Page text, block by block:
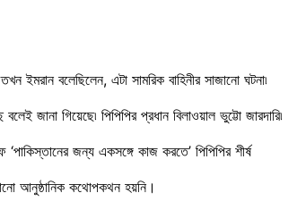
ইমরান বলেছিলেন, এটা সামরিক বাহিনীর সাজানো ঘটনা৷
গিয়েছে৷ পিপিপির প্রধান বিলাওয়াল ভুট্টো জারদারি৷
‘পাকিস্তানের জন্য একসঙ্গে কাজ করতে’ পিপিপির শীর্ষ
আনুষ্ঠানিক কথোপকথন হয়নি।